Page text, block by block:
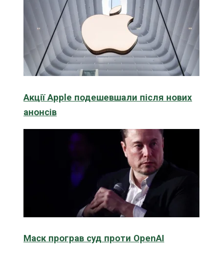
Акції Apple подешевшали після нових
анонсів
Маск програв суд проти OpenAI